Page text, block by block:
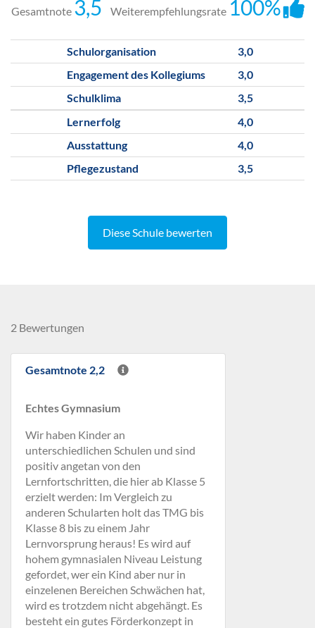
Gesamtnote 3,5 Weiterempfehlungsrate 100%
Schulorganisation
3,0
Engagement des Kollegiums
3,0
Schulklima
3,5
Lernerfolg
4,0
Ausstattung
4,0
Pflegezustand
3,5
Diese Schule bewerten
2 Bewertungen
Gesamtnote 2,2
Echtes Gymnasium
Wir haben Kinder an
unterschiedlichen Schulen und sind
positiv angetan von den
Lernfortschritten, die hier ab Klasse 5
erzielt werden: Im Vergleich zu
anderen Schularten holt das TMG bis
Klasse 8 bis zu einem Jahr
Lernvorsprung heraus! Es wird auf
hohem gymnasialen Niveau Leistung
gefordet, wer ein Kind aber nur in
einzelenen Bereichen Schwächen hat,
wird es trotzdem nicht abgehängt. Es
besteht ein gutes Förderkonzept in